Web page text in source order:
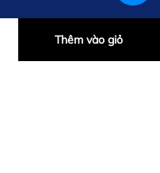
Thêm vào giỏ